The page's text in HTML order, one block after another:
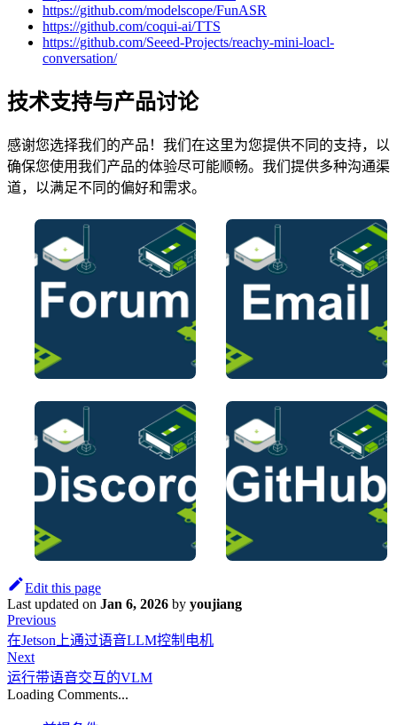
https://github.com/modelscope/FunASR
https://github.com/coqui-ai/TTS
https://github.com/Seeed-Projects/reachy-mini-loacl-
conversation/
技术支持与产品讨论
感谢您选择我们的产品！我们在这里为您提供不同的支持，以
确保您使用我们产品的体验尽可能顺畅。我们提供多种沟通渠
道，以满足不同的偏好和需求。
Edit this page
Last updated on Jan 6, 2026 by youjiang
Previous
在Jetson上通过语音LLM控制电机
Next
运行带语音交互的VLM
Loading Comments...